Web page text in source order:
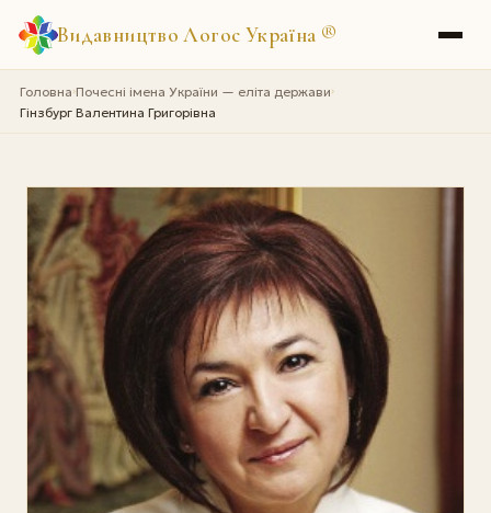
Видавництво Логос Україна ®
Головна›Почесні імена України — еліта держави›
Гінзбург Валентина Григорівна